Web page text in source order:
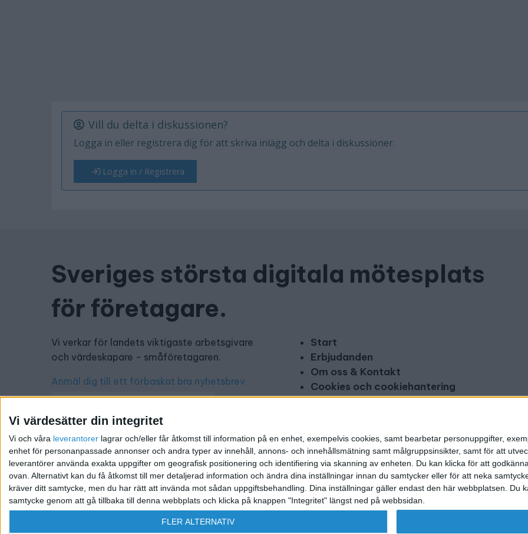
Vi värdesätter din integritet
Vi och våra leverantorer lagrar och/eller får åtkomst till information på en enhet, exempelvis cookies, samt bearbetar personuppgifter,
enhet för personanpassade annonser och andra typer av innehåll, annons- och innehållsmätning samt målgruppsinsikter, samt för att
leverantörer använda exakta uppgifter om geografisk positionering och identifiering via skanning av enheten. Du kan klicka för att
ovan. Alternativt kan du få åtkomst till mer detaljerad information och ändra dina inställningar innan du samtycker eller för att neka
kräver ditt samtycke, men du har rätt att invända mot sådan uppgiftsbehandling. Dina inställningar gäller endast den här webbplatsen.
samtycke genom att gå tillbaka till denna webbplats och klicka på knappen "Integritet" längst ned på webbsidan.
FLER ALTERNATIV
Vill du delta i diskussionen?
Logga in eller registrera dig för att skriva inlägg och delta i diskussioner.
Logga in / Registrera
Sveriges största digitala mötesplats
för företagare.
Vi verkar för landets viktigaste arbetsgivare
och värdeskapare - småföretagaren.
Anmäl dig till ett förbaskat bra nyhetsbrev
Har du ett nyhetstips?
Kontakta oss: info@foretagande.se
Start
Erbjudanden
Om oss & Kontakt
Cookies och cookiehantering
Copyright och disclaimer
@ 2026 Företagande.se. All rights reserved. | Ansvarig utgivare: Mikael Karlsson